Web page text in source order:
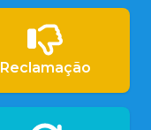
Reclamação